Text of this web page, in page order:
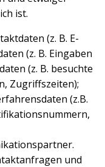
ist.
(z. B. E-
(z. B. Eingaben
(z. B. besuchte
Zugriffszeiten);
(z.B.
und